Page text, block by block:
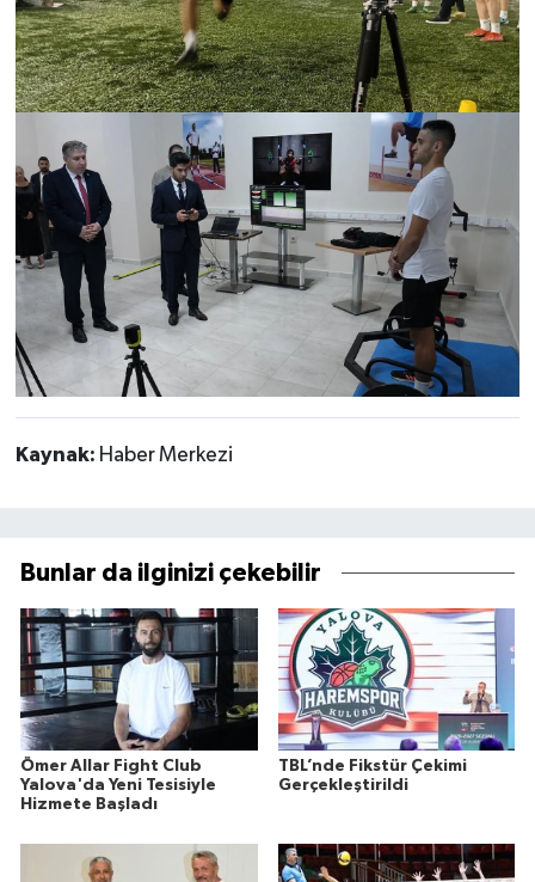
Kaynak: Haber Merkezi
Bunlar da ilginizi çekebilir
Ömer Allar Fight Club
Yalova'da Yeni Tesisiyle
Hizmete Başladı
TBL’nde Fikstür Çekimi
Gerçekleştirildi